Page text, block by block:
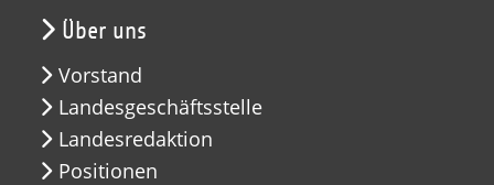
Über uns
Vorstand
Landesgeschäftsstelle
Landesredaktion
Positionen